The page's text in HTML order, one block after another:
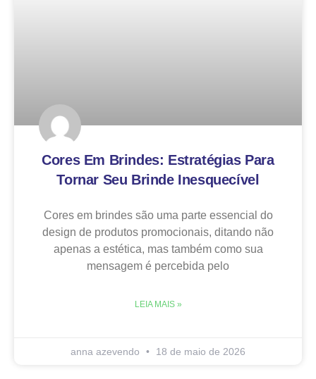
Cores Em Brindes: Estratégias Para
Tornar Seu Brinde Inesquecível
Cores em brindes são uma parte essencial do
design de produtos promocionais, ditando não
apenas a estética, mas também como sua
mensagem é percebida pelo
LEIA MAIS »
anna azevendo 18 de maio de 2026